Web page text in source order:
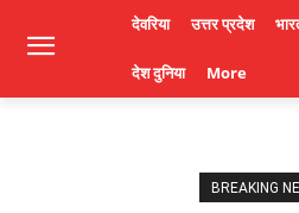
देवरिया उत्तर प्रदेश
देश दुनिया More
BREAKING